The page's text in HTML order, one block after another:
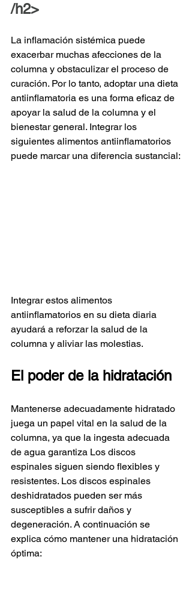
/h2>
La inflamación sistémica puede
exacerbar muchas afecciones de la
columna y obstaculizar el proceso de
curación. Por lo tanto, adoptar una dieta
antiinflamatoria es una forma eficaz de
apoyar la salud de la columna y el
bienestar general. Integrar los
siguientes alimentos antiinflamatorios
puede marcar una diferencia sustancial:
Integrar estos alimentos
antiinflamatorios en su dieta diaria
ayudará a reforzar la salud de la
columna y aliviar las molestias.
El poder de la hidratación
Mantenerse adecuadamente hidratado
juega un papel vital en la salud de la
columna, ya que la ingesta adecuada
de agua garantiza Los discos
espinales siguen siendo flexibles y
resistentes. Los discos espinales
deshidratados pueden ser más
susceptibles a sufrir daños y
degeneración. A continuación se
explica cómo mantener una hidratación
óptima: